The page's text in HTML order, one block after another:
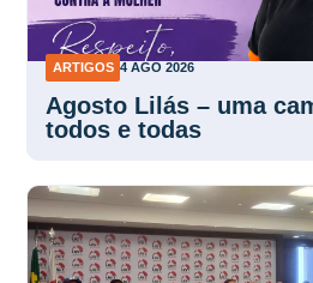
ARTIGOS 4 AGO 2026
Agosto Lilás – uma
todos e todas